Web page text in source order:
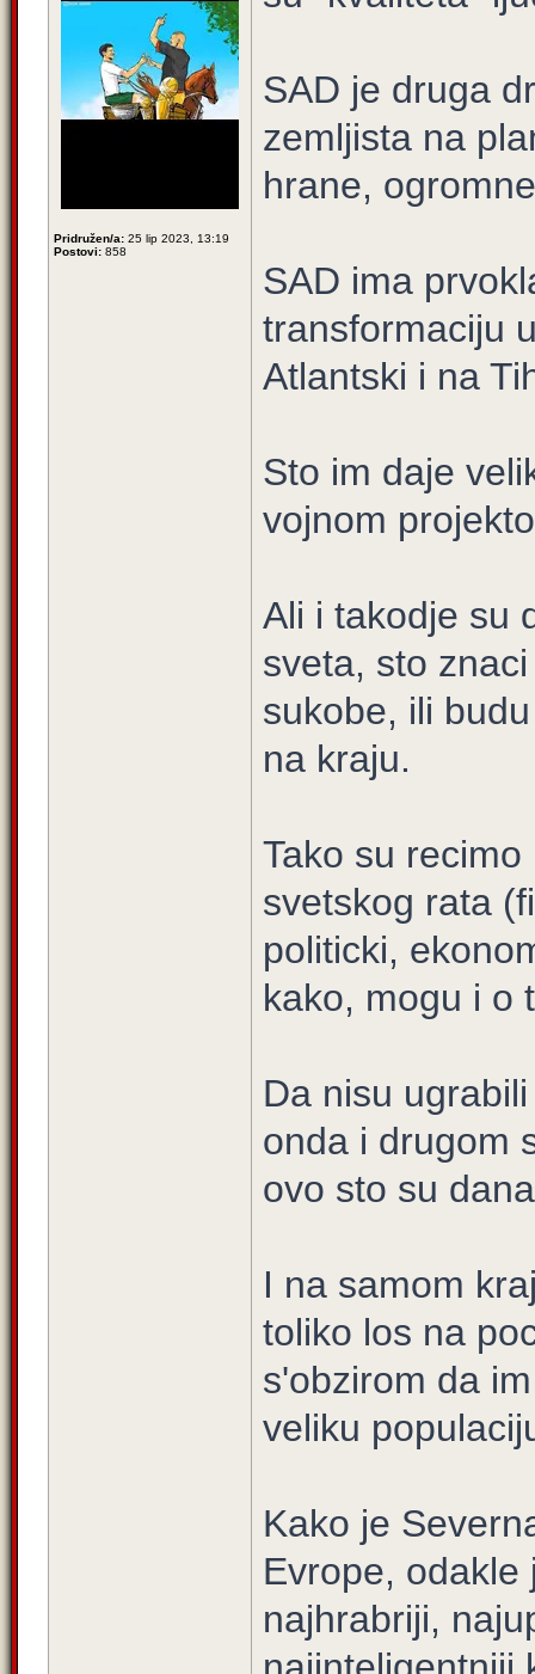
Pridružen/a: 25 lip 2023, 13:19
Postovi: 858
SAD je druga
zemljista na
hrane,
SAD ima
transformaciju
Atlantski i na
Sto im daje
vojnom
Ali i takodje su
sveta, sto
sukobe, ili
na kraju.
Tako su
svetskog rata
politicki,
kako, mogu i o
Da nisu
onda i drugom
ovo sto su
I na samom
toliko los na
s'obzirom da
veliku
Kako je
Evrope, odakle
najhrabriji,